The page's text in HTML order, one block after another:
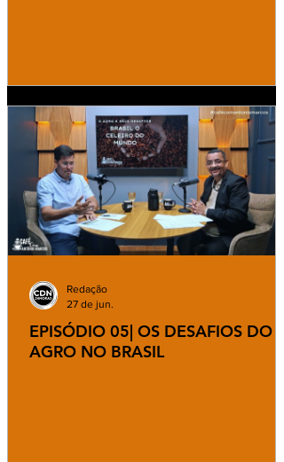
EPISÓDIO 05| OS DESAFIOS DO
AGRO NO BRASIL
Redação
27 de jun.